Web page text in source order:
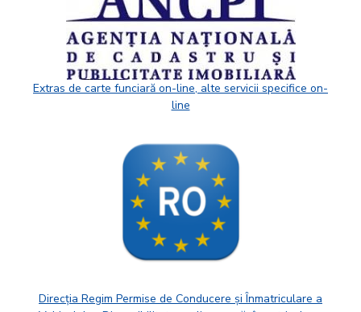
Extras de carte funciară on-line, alte servicii specifice on-
line
Direcția Regim Permise de Conducere și Înmatriculare a